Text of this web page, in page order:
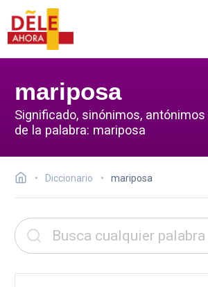
mariposa
Significado, sinónimos,
de la palabra: mariposa
Diccionario mariposa